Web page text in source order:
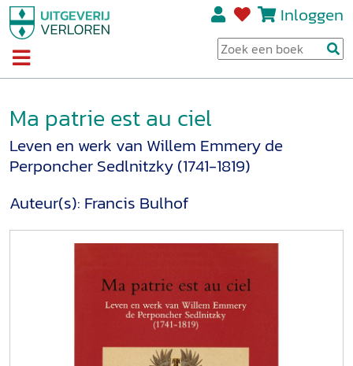
Inloggen
Ma patrie est au ciel
Leven en werk van Willem Emmery de
Perponcher Sedlnitzky (1741-1819)
Auteur(s): Francis Bulhof